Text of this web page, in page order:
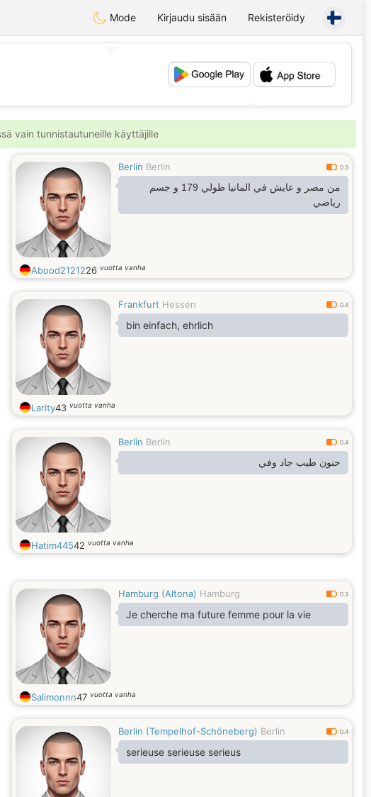
Mode Kirjaudu sisään Rekisteröidy
vain tunnistautuneille käyttäjille
Berlin Berlin 0.3
من مصر و عايش في المانيا طولي 179 و جسم
رياضي
Abood2121226 vuotta vanha
Frankfurt Hessen 0.4
bin einfach, ehrlich
Larity43 vuotta vanha
Berlin Berlin 0.4
حنون طيب جاد وفي
Hatim44542 vuotta vanha
Hamburg (Altona) Hamburg 0.3
Je cherche ma future femme pour la vie
Salimonnn47 vuotta vanha
Berlin (Tempelhof-Schöneberg) Berlin 0.4
serieuse serieuse serieus